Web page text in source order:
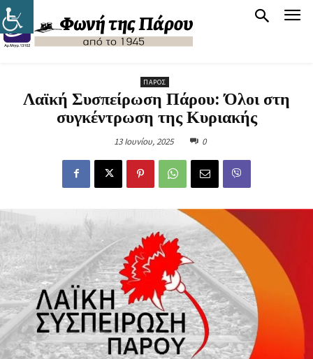
ΠΆΡΟΣ
Λαϊκή Συσπείρωση Πάρου: Όλοι στη
συγκέντρωση της Κυριακής
13 Ιουνίου, 2025 0